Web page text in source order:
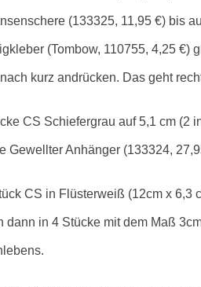
(133325, 11,95 €) bis
(Tombow, 110755, 4,25 €)
kurz andrücken. Das geht
CS Schiefergrau auf 5,1 cm (2
Gewellter Anhänger (133324,
CS in Flüsterweiß (12cm x 6,3
in 4 Stücke mit dem Maß